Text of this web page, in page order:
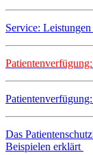
Service:
Das
Beispielen erklärt